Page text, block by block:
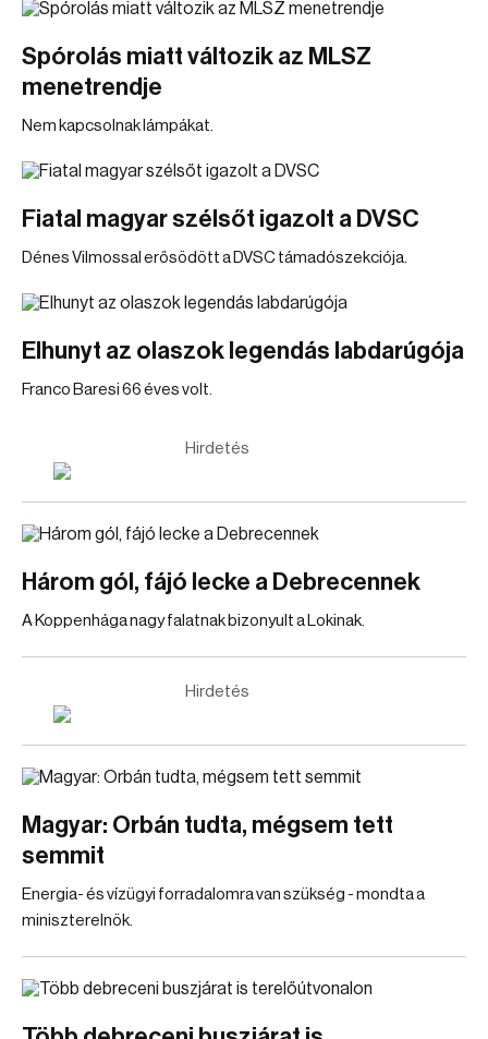
Spórolás miatt változik az MLSZ
menetrendje
Nem kapcsolnak lámpákat.
Fiatal magyar szélsőt igazolt a DVSC
Dénes Vilmossal erősödött a DVSC támadószekciója.
Elhunyt az olaszok legendás labdarúgója
Franco Baresi 66 éves volt.
Hirdetés
Három gól, fájó lecke a Debrecennek
A Koppenhága nagy falatnak bizonyult a Lokinak.
Hirdetés
Magyar: Orbán tudta, mégsem tett
semmit
Energia- és vízügyi forradalomra van szükség - mondta a
miniszterelnök.